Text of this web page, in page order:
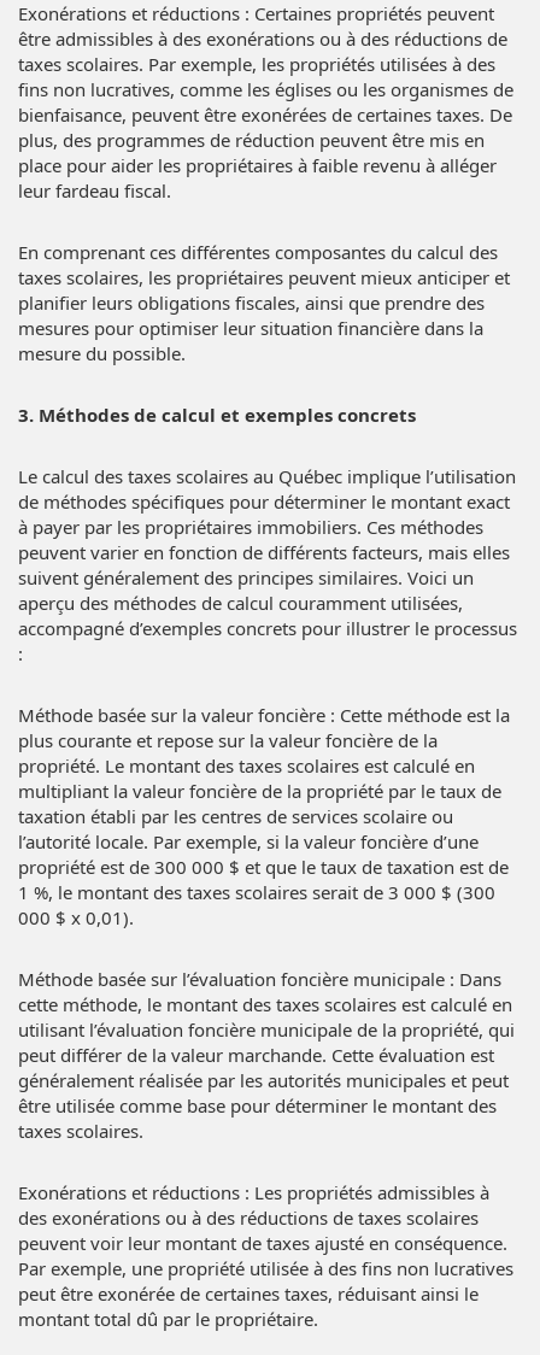
Exonérations et réductions : Certaines propriétés peuvent
être admissibles à des exonérations ou à des réductions de
taxes scolaires. Par exemple, les propriétés utilisées à des
fins non lucratives, comme les églises ou les organismes de
bienfaisance, peuvent être exonérées de certaines taxes. De
plus, des programmes de réduction peuvent être mis en
place pour aider les propriétaires à faible revenu à alléger
leur fardeau fiscal.
En comprenant ces différentes composantes du calcul des
taxes scolaires, les propriétaires peuvent mieux anticiper et
planifier leurs obligations fiscales, ainsi que prendre des
mesures pour optimiser leur situation financière dans la
mesure du possible.
3. Méthodes de calcul et exemples concrets
Le calcul des taxes scolaires au Québec implique l’utilisation
de méthodes spécifiques pour déterminer le montant exact
à payer par les propriétaires immobiliers. Ces méthodes
peuvent varier en fonction de différents facteurs, mais elles
suivent généralement des principes similaires. Voici un
aperçu des méthodes de calcul couramment utilisées,
accompagné d’exemples concrets pour illustrer le processus
:
Méthode basée sur la valeur foncière : Cette méthode est la
plus courante et repose sur la valeur foncière de la
propriété. Le montant des taxes scolaires est calculé en
multipliant la valeur foncière de la propriété par le taux de
taxation établi par les centres de services scolaire ou
l’autorité locale. Par exemple, si la valeur foncière d’une
propriété est de 300 000 $ et que le taux de taxation est de
1 %, le montant des taxes scolaires serait de 3 000 $ (300
000 $ x 0,01).
Méthode basée sur l’évaluation foncière municipale : Dans
cette méthode, le montant des taxes scolaires est calculé en
utilisant l’évaluation foncière municipale de la propriété, qui
peut différer de la valeur marchande. Cette évaluation est
généralement réalisée par les autorités municipales et peut
être utilisée comme base pour déterminer le montant des
taxes scolaires.
Exonérations et réductions : Les propriétés admissibles à
des exonérations ou à des réductions de taxes scolaires
peuvent voir leur montant de taxes ajusté en conséquence.
Par exemple, une propriété utilisée à des fins non lucratives
peut être exonérée de certaines taxes, réduisant ainsi le
montant total dû par le propriétaire.